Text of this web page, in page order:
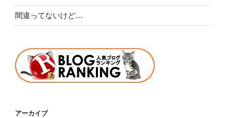
間違ってないけど…
アーカイブ